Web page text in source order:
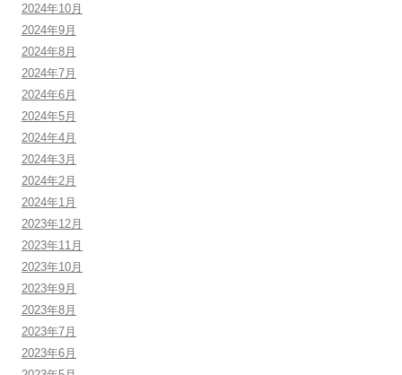
2024年10月
2024年9月
2024年8月
2024年7月
2024年6月
2024年5月
2024年4月
2024年3月
2024年2月
2024年1月
2023年12月
2023年11月
2023年10月
2023年9月
2023年8月
2023年7月
2023年6月